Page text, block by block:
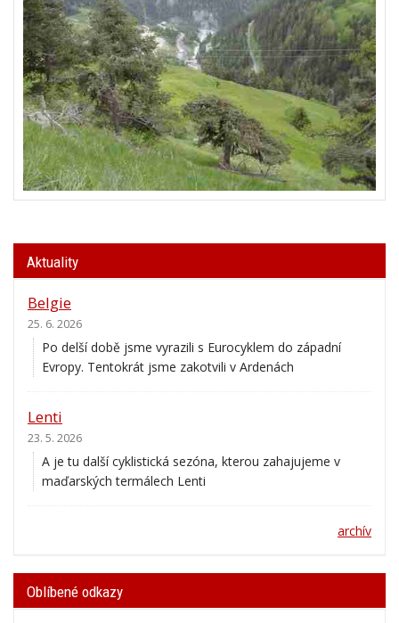
Aktuality
Belgie
25. 6. 2026
Po delší době jsme vyrazili s Eurocyklem do západní
Evropy. Tentokrát jsme zakotvili v Ardenách
Lenti
23. 5. 2026
A je tu další cyklistická sezóna, kterou zahajujeme v
maďarských termálech Lenti
archív
Oblíbené odkazy